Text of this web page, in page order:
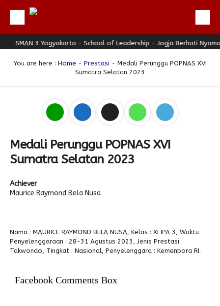
Beranda
Profil
Download
Bulletin
Alumni
3 Yogyakarta - School of Leadership - Jogja Berhati Nyaman
You are here : Home - Prestasi - Medali Perunggu POPNAS XVI
Sumatra Selatan 2023
Medali Perunggu POPNAS XVI
Sumatra Selatan 2023
Achiever
Maurice Raymond Bela Nusa
Nama : MAURICE RAYMOND BELA NUSA, Kelas : XI IPA 3, Waktu
Penyelenggaraan : 28-31 Agustus 2023, Jenis Prestasi :
Takwondo, Tingkat : Nasional, Penyelenggara : Kemenpora RI.
Facebook Comments Box